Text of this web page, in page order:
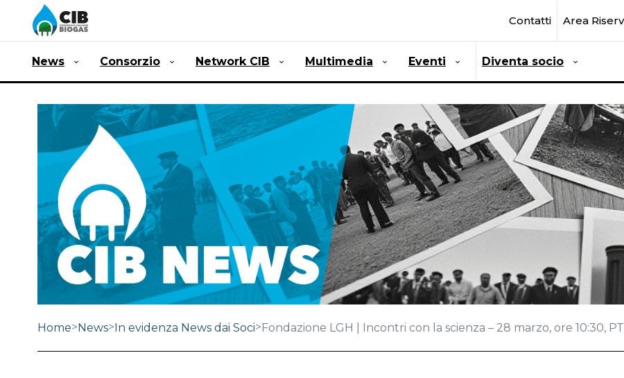
Contatti Area
News Consorzio Network CIB Multimedia Eventi Diventa socio
Home>News>In evidenza News dai Soci>Fondazione LGH | Incontri con la scienza – 28 marzo, ore 10:30,